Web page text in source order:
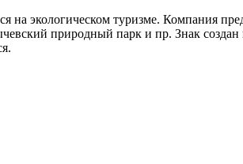
экологическом туризме. Компания
природный парк и пр. Знак создан